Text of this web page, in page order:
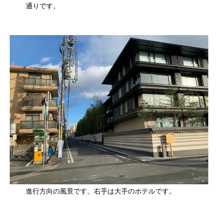
通りです。
進行方向の風景です。右手は大手のホテルです。